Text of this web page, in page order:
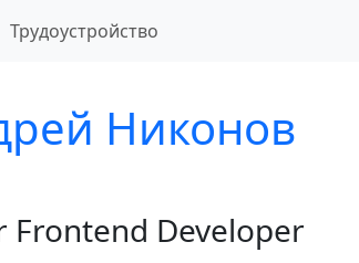
Трудоустройство
Никонов
Frontend Developer